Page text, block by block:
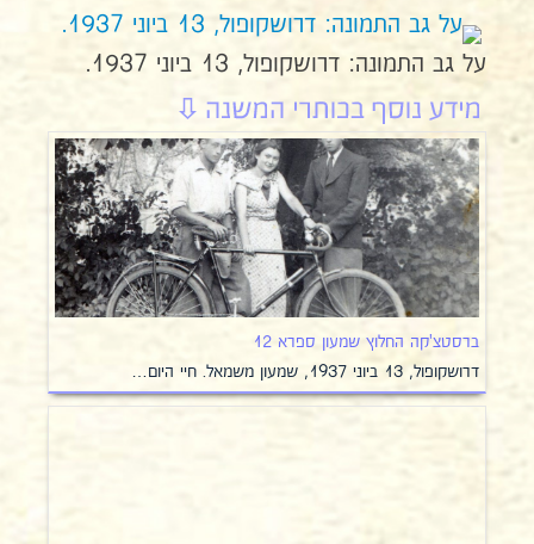
על גב התמונה: דרושקופול, 13 ביוני 1937.
ברסטצ'קה החלוץ שמעון ספרא 12
דרושקופול, 13 ביוני 1937, שמעון משמאל. חיי היום…